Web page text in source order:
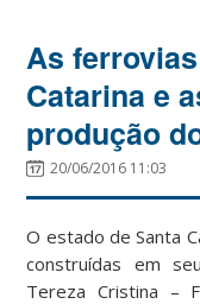
As
Catarina e
produção
20/06/2016 11:03
O estado de Santa
construídas em
Tereza Cristina –